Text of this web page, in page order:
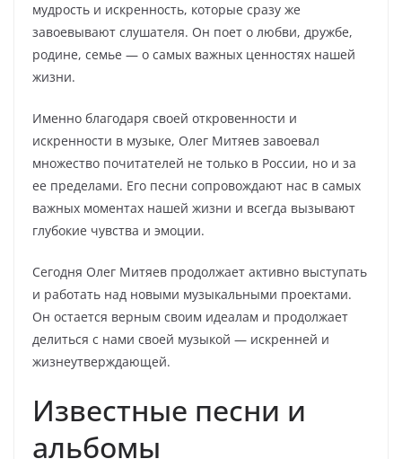
мудрость и искренность, которые сразу же
завоевывают слушателя. Он поет о любви, дружбе,
родине, семье — о самых важных ценностях нашей
жизни.
Именно благодаря своей откровенности и
искренности в музыке, Олег Митяев завоевал
множество почитателей не только в России, но и за
ее пределами. Его песни сопровождают нас в самых
важных моментах нашей жизни и всегда вызывают
глубокие чувства и эмоции.
Сегодня Олег Митяев продолжает активно выступать
и работать над новыми музыкальными проектами.
Он остается верным своим идеалам и продолжает
делиться с нами своей музыкой — искренней и
жизнеутверждающей.
Известные песни и
альбомы